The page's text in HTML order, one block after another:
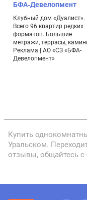
БФА-Девелопмент
Клубный дом «Дуалист».
Всего 96 квартир редких
форматов. Большие
метражи, террасы,
Реклама | АО «СЗ «БФА-
Девелопмент»
Купить
Уральском.
отзывы, общайтесь